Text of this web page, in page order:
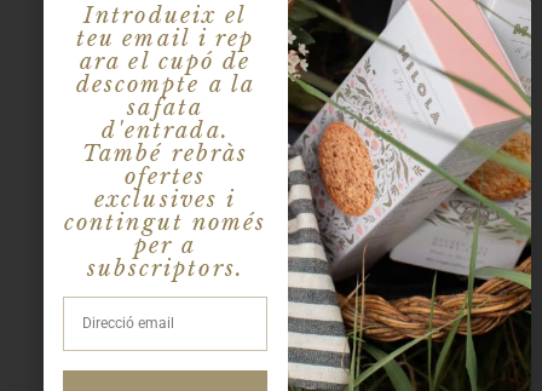
6 Caixes x 140gr (9
galetes per caixa)
PACK “TRIO
DE CÍTRICS“
23,40€
- +
Introdueix el
teu email i rep
ara el cupó de
descompte a la
safata
d'entrada.
També rebràs
ofertes
exclusives i
contingut només
per a
subscriptors.